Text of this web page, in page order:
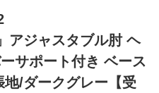
アジャスタブル肘 ヘ
サポート付き ベース
/ダークグレー【受